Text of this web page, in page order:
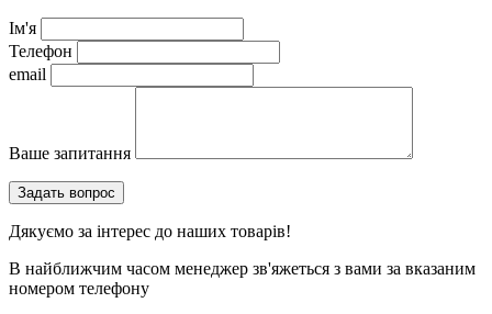
Ім'я
Телефон
email
Ваше запитання
Дякуємо за інтерес до наших товарів!
В найближчим часом менеджер зв'яжеться з вами за вказаним
номером телефону